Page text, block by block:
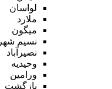
لواسان
ملارد
میگون
نسیم شهر
نصیرآباد
وحیدیه
ورامین
بازگشت